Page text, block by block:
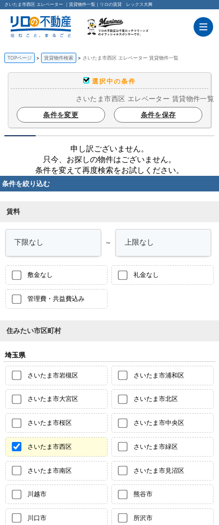
さいたま市西区 エレベーター ｜賃貸物件一覧｜リロの賃貸 レックス大興
TOPページ 賃貸物件検索 さいたま市西区 エレベーター 賃貸物件一覧
選択中の条件
さいたま市西区 エレベーター 賃貸物件一覧
条件を変更
条件を保存
申し訳ございません。
只今、お探しの物件はございません。
条件を変えて再度検索をお試しください。
条件を絞り込む
賃料
～
敷金なし 礼金なし
管理費・共益費込み
住みたい市区町村
埼玉県
さいたま市岩槻区 さいたま市浦和区
さいたま市大宮区 さいたま市北区
さいたま市桜区 さいたま市中央区
さいたま市西区 さいたま市緑区
さいたま市南区 さいたま市見沼区
川越市 熊谷市
川口市 所沢市